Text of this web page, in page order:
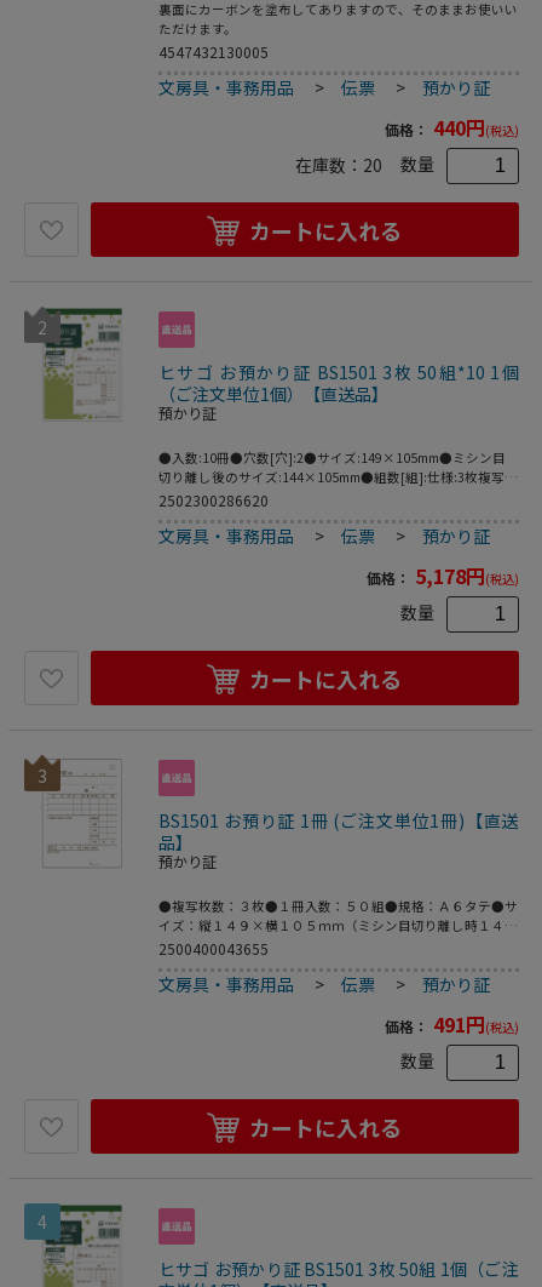
裏面にカーボンを塗布してありますので、そのままお使いい
ただけます。
4547432130005
文房具・事務用品 >伝票 >預かり証
価格： 440円(税込)
在庫数： 20 数量
カートに入れる
2
ヒサゴ お預かり証 BS1501 3枚 50組*10 1個
（ご注文単位1個）【直送品】
預かり証
●入数:10冊●穴数[穴]:2●サイズ:149×105mm●ミシン目
切り離し後のサイズ:144×105mm●組数[組]:仕様:3枚複写
×50●ノーカーボン青発色●まとめ買い●製造国:日本
2502300286620
文房具・事務用品 >伝票 >預かり証
価格： 5,178円(税込)
数量
カートに入れる
3
BS1501 お預り証 1冊 (ご注文単位1冊)【直送
品】
預かり証
●複写枚数：３枚●１冊入数：５０組●規格：Ａ６タテ●サ
イズ：縦１４９×横１０５ｍｍ（ミシン目切り離し時１４４
×１０５ｍｍ）●行数：３行●仕様：ノーカーボン
2500400043655
文房具・事務用品 >伝票 >預かり証
価格： 491円(税込)
数量
カートに入れる
4
ヒサゴ お預かり証 BS1501 3枚 50組 1個（ご注